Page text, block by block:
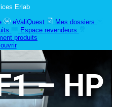
Erlab
eValiQuest
Mes dossiers
Espace revendeurs
produits
– HP